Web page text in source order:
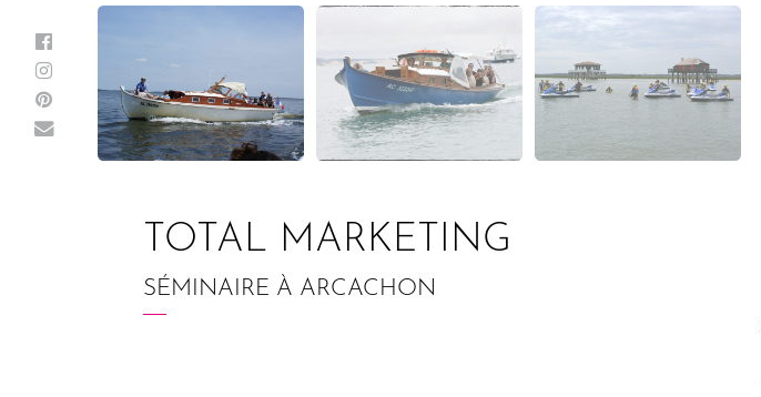
TOTAL MARKETING
SÉMINAIRE À ARCACHON